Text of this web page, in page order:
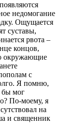
недомогание
Ощущается
суставы,
рвота –
концов,
окружающие
с
Я помню,
бы мог
По-моему, я
на
и священник